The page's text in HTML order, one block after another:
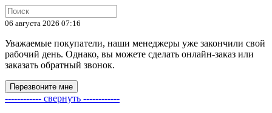
06 августа 2026 07:16
Уважаемые покупатели, наши менеджеры уже закончили свой
рабочий день. Однако, вы можете сделать онлайн-заказ или
заказать обратный звонок.
Перезвоните мне
------------ свернуть ------------